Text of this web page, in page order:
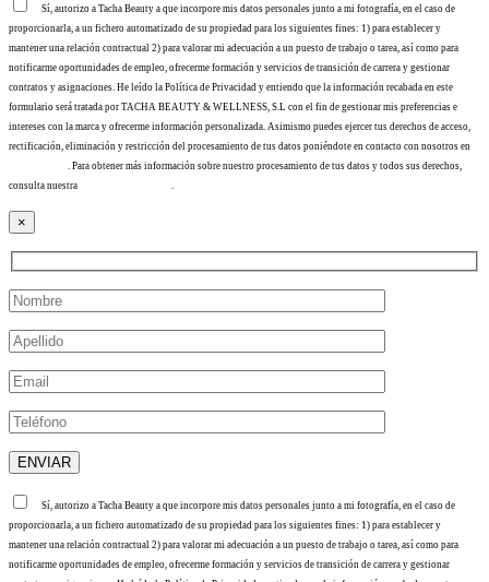
Sí, autorizo a Tacha Beauty a que incorpore mis datos personales junto a mi fotografía, en el caso de
proporcionarla, a un fichero automatizado de su propiedad para los siguientes fines: 1) para establecer y
mantener una relación contractual 2) para valorar mi adecuación a un puesto de trabajo o tarea, así como para
notificarme oportunidades de empleo, ofrecerme formación y servicios de transición de carrera y gestionar
contratos y asignaciones. He leído la Política de Privacidad y entiendo que la información recabada en este
formulario será tratada por TACHA BEAUTY & WELLNESS, S.L con el fin de gestionar mis preferencias e
intereses con la marca y ofrecerme información personalizada. Asimismo puedes ejercer tus derechos de acceso,
rectificación, eliminación y restricción del procesamiento de tus datos poniéndote en contacto con nosotros en
. Para obtener más información sobre nuestro procesamiento de tus datos y todos sus derechos,
consulta nuestra
×
Sí, autorizo a Tacha Beauty a que incorpore mis datos personales junto a mi fotografía, en el caso de
proporcionarla, a un fichero automatizado de su propiedad para los siguientes fines: 1) para establecer y
mantener una relación contractual 2) para valorar mi adecuación a un puesto de trabajo o tarea, así como para
notificarme oportunidades de empleo, ofrecerme formación y servicios de transición de carrera y gestionar